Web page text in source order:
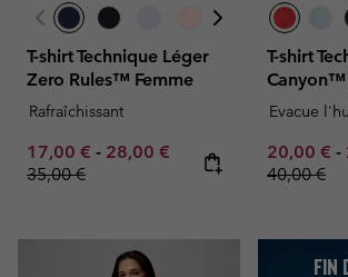
T-shirt Technique Léger
Zero Rules™ Femme
Rafraîchissant
Minimum sale price:
17,00 € - Maximum sale price:
28,00 € Regular price:
35,00 €
T-shirt
Canyon™
Evacue
Minimum
20,00 € -
40,00 €
FIN